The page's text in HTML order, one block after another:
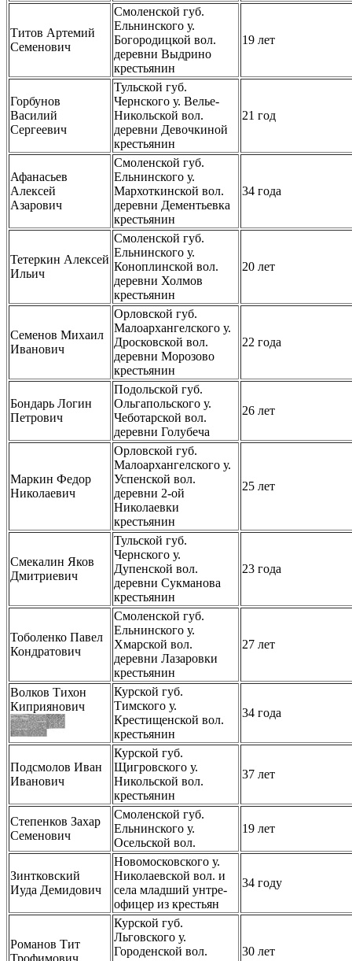
Титов Артемий
Семенович
Смоленской губ.
Ельнинского у.
Богородицкой вол.
деревни Выдрино
крестьянин
19 лет
Горбунов
Василий
Сергеевич
Тульской губ.
Чернского у. Велье-
Никольской вол.
деревни Девочкиной
крестьянин
21 год
Афанасьев
Алексей
Азарович
Смоленской губ.
Ельнинского у.
Мархоткинской вол.
деревни Дементьевка
крестьянин
34 года
Тетеркин Алексей
Ильич
Смоленской губ.
Ельнинского у.
Коноплинской вол.
деревни Холмов
крестьянин
20 лет
Семенов Михаил
Иванович
Орловской губ.
Малоархангелского у.
Дросковской вол.
деревни Морозово
крестьянин
22 года
Бондарь Логин
Петрович
Подольской губ.
Ольгапольского у.
Чеботарской вол.
деревни Голубеча
26 лет
Маркин Федор
Николаевич
Орловской губ.
Малоархангелского у.
Успенской вол.
деревни 2-ой
Николаевки
крестьянин
25 лет
Смекалин Яков
Дмитриевич
Тульской губ.
Чернского у.
Дупенской вол.
деревни Сукманова
крестьянин
23 года
Тоболенко Павел
Кондратович
Смоленской губ.
Ельнинского у.
Хмарской вол.
деревни Лазаровки
крестьянин
27 лет
Волков Тихон
Киприянович
Курской губ.
Тимского у.
Крестищенской вол.
крестьянин
34 года
Подсмолов Иван
Иванович
Курской губ.
Щигровского у.
Никольской вол.
крестьянин
37 лет
Степенков Захар
Семенович
Смоленской губ.
Ельнинского у.
Осельской вол.
19 лет
Зинтковский
Иуда Демидович
Новомосковского у.
Николаевской вол. и
села младший унтре-
офицер из крестьян
34 году
Романов Тит
Трофимович
Курской губ.
Льговского у.
Городенской вол.
30 лет